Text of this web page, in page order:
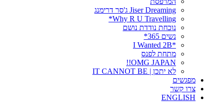
Jiser Dreaming ג'סר דרימנג
Why R U Travelling*
נוכחת נודדת נושם
נשים 365*
*I Wanted 2B
מתחת לפנס
OMG JAPAN!!
לא יתכן | IT CANNOT BE
מפגשים
צרו קשר
ENGLISH